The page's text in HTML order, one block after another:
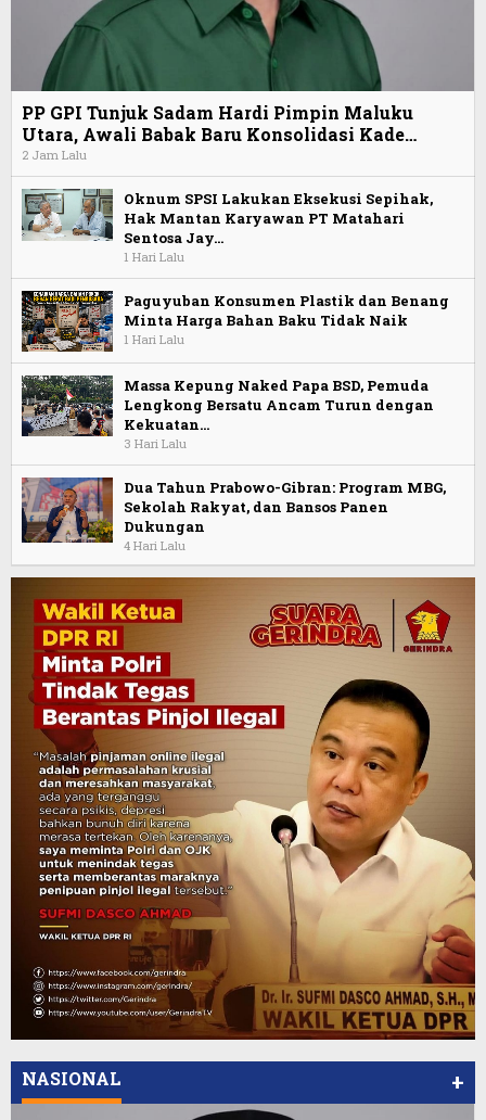
PP GPI Tunjuk Sadam Hardi Pimpin Maluku
Utara, Awali Babak Baru Konsolidasi Kade…
2 Jam Lalu
Oknum SPSI Lakukan Eksekusi Sepihak,
Hak Mantan Karyawan PT Matahari
Sentosa Jay…
1 Hari Lalu
Paguyuban Konsumen Plastik dan Benang
Minta Harga Bahan Baku Tidak Naik
1 Hari Lalu
Massa Kepung Naked Papa BSD, Pemuda
Lengkong Bersatu Ancam Turun dengan
Kekuatan…
3 Hari Lalu
Dua Tahun Prabowo-Gibran: Program MBG,
Sekolah Rakyat, dan Bansos Panen
Dukungan
4 Hari Lalu
NASIONAL +